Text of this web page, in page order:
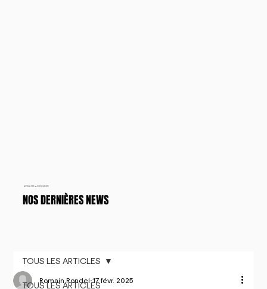
NOS DERNIÈRES NEWS
ACTUALITÉS & ÉVÉNEMENTS
TOUS LES ARTICLES
TOUS LES ARTICLES
Romain Rondel 17 févr. 2025